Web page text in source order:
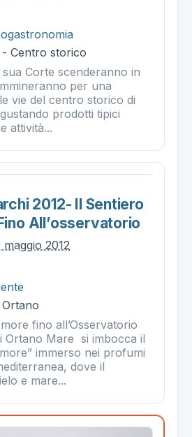
Centro storico
Corte scenderanno in
per una
vie del centro storico di
prodotti tipici
attività...
2012- Il Sentiero
All’osservatorio
2012
fino all’Osservatorio
Ortano Mare si imbocca il
immerso nei profumi
dove il
e mare...